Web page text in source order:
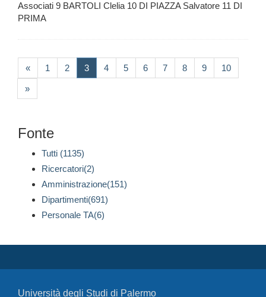
Associati 9 BARTOLI Clelia 10 DI PIAZZA Salvatore 11 DI
PRIMA
« 1 2 3(current)
4 5 6 7 8 9 10
»
Fonte
Tutti (1135)
Ricercatori(2)
Amministrazione(151)
Dipartimenti(691)
Personale TA(6)
Università degli Studi di Palermo